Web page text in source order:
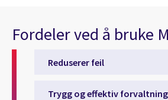
Fordeler ved å bruke
Reduserer feil
Trygg og effektiv forvaltning